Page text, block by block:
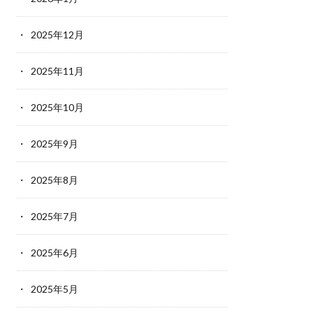
2025年12月
2025年11月
2025年10月
2025年9月
2025年8月
2025年7月
2025年6月
2025年5月